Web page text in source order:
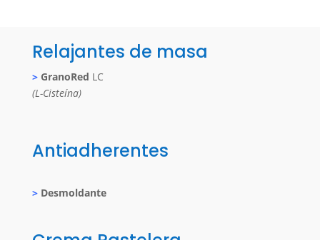
Relajantes de masa
>GranoRed LC
(L-Cisteína)
Antiadherentes
>Desmoldante